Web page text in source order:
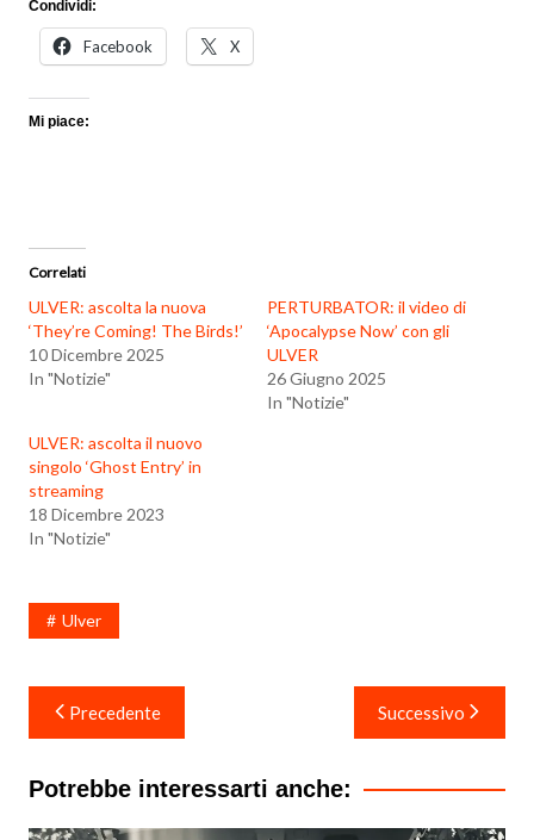
Condividi:
Facebook X
Mi piace:
Correlati
ULVER: ascolta la nuova
‘They’re Coming! The Birds!’
10 Dicembre 2025
In "Notizie"
PERTURBATOR: il video di
‘Apocalypse Now’ con gli
ULVER
26 Giugno 2025
In "Notizie"
ULVER: ascolta il nuovo
singolo ‘Ghost Entry’ in
streaming
18 Dicembre 2023
In "Notizie"
Ulver
Navigazione
articoli
Precedente Successivo
Potrebbe interessarti anche: